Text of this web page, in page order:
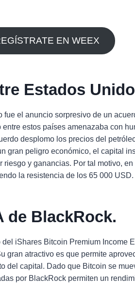
EN WEEX
Estados
el anuncio sorpresivo de un
estos países amenazaba con
desplomo los precios del
gran peligro económico, el capital
y ganancias. Por tal motivo,
la resistencia de los 65 000 USD.
de BlackRock.
iShares Bitcoin Premium Income
gran atractivo es que permite
del capital. Dado que Bitcoin se
por BlackRock permiten un